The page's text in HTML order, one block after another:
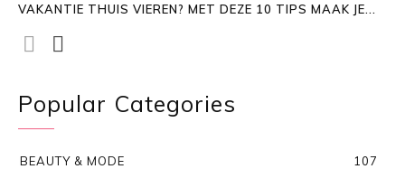
VAKANTIE THUIS VIEREN? MET DEZE 10 TIPS MAAK JE...
Popular Categories
BEAUTY & MODE
107